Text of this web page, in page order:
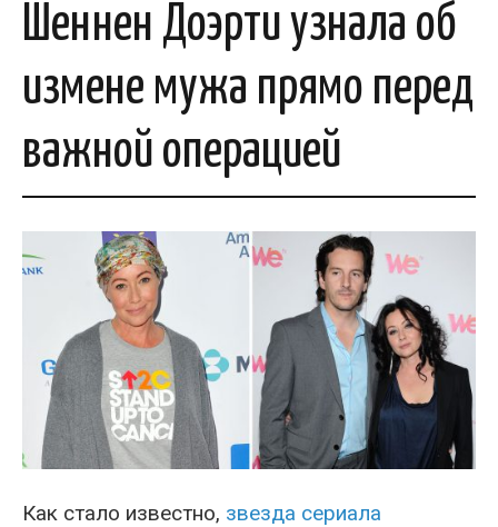
Шеннен Доэрти узнала об
измене мужа прямо перед
важной операцией
Как стало известно, звезда сериала